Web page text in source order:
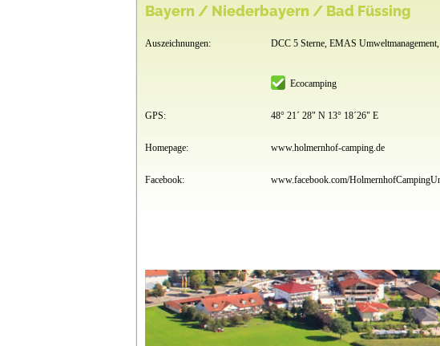
Bayern / Niederbayern / Bad Füssing
Auszeichnungen: DCC 5 Sterne, EMAS Umweltmanagement,
Ecocamping
GPS: 48° 21´ 28" N 13° 18´26" E
Homepage: www.holmernhof-camping.de
Facebook: